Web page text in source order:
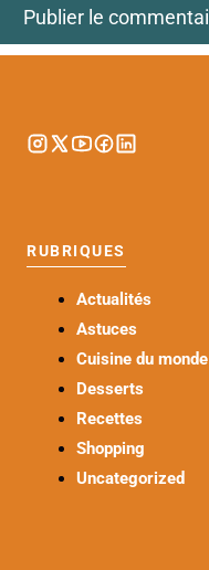
RUBRIQUES
Actualités
Astuces
Cuisine du monde
Desserts
Recettes
Shopping
Uncategorized